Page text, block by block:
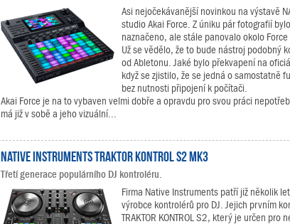
Asi nejočekávanější novinkou na výstavě
studio Akai Force. Z úniku pár fotografií
naznačeno, ale stále panovalo okolo Force
Už se vědělo, že to bude nástroj podobný
od Abletonu. Jaké bylo překvapení na
když se zjistilo, že se jedná o samostatně
bez nutnosti připojení k počítači.
Akai Force je na to vybaven velmi dobře a opravdu pro svou práci
má již v sobě a jeho vizuální...
Native Instruments TRAKTOR KONTROL S2 MK3
Třetí generace populárního DJ kontroléru.
Firma Native Instruments patří již několik
výrobce kontrolérů pro DJ. Jejich prvním
TRAKTOR KONTROL S2, který je určen pro